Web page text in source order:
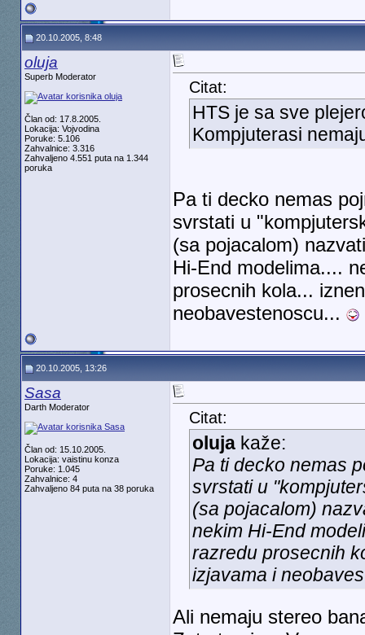
20.10.2005, 8:48
oluja
Superb Moderator
Član od: 17.8.2005.
Lokacija: Vojvodina
Poruke: 5.106
Zahvalnice: 3.316
Zahvaljeno 4.551 puta na 1.344
poruka
Citat:
HTS je sa sve
Kompjuterasi
Pa ti decko nemas
svrstati u
(sa pojacalom)
Hi-End modelima....
prosecnih kola...
neobavestenoscu...
20.10.2005, 13:26
Sasa
Darth Moderator
Član od: 15.10.2005.
Lokacija: vaistinu konza
Poruke: 1.045
Zahvalnice: 4
Zahvaljeno 84 puta na 38 poruka
Citat:
olujakaže:
Pa ti decko nemas
svrstati u
(sa pojacalom)
nekim Hi-End
razredu prosecnih
izjavama i
Ali nemaju stereo